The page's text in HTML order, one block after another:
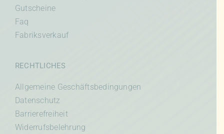
Gutscheine
Faq
Fabriksverkauf
RECHTLICHES
Allgemeine Geschäftsbedingungen
Datenschutz
Barrierefreiheit
Widerrufsbelehrung